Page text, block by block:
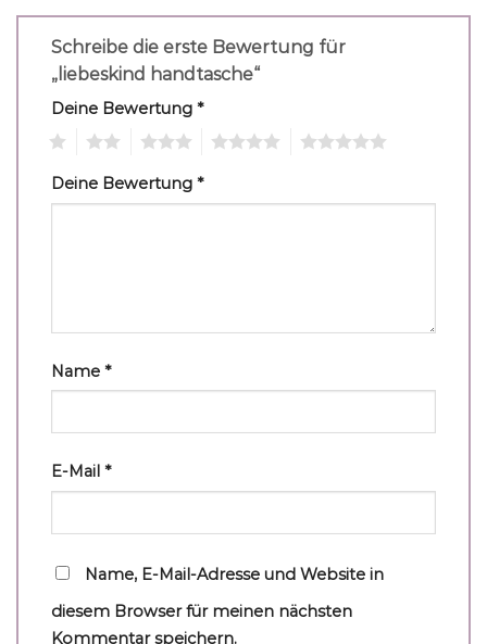
Schreibe die erste Bewertung für
„liebeskind handtasche“
Deine Bewertung *
Deine Bewertung *
Name *
E-Mail *
Name, E-Mail-Adresse und Website in
diesem Browser für meinen nächsten
Kommentar speichern.